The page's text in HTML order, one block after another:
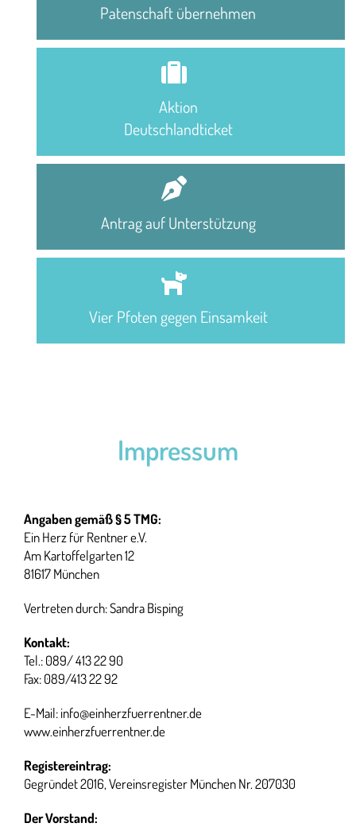
Patenschaft übernehmen
Aktion
Deutschlandticket
Antrag auf Unterstützung
Vier Pfoten gegen Einsamkeit
Impressum
Angaben gemäß § 5 TMG:
Ein Herz für Rentner e.V.
Am Kartoffelgarten 12
81617 München
Vertreten durch: Sandra Bisping
Kontakt:
Tel.: 089/ 413 22 90
Fax: 089/413 22 92
E-Mail: info@einherzfuerrentner.de
www.einherzfuerrentner.de
Registereintrag:
Gegründet 2016, Vereinsregister München Nr. 207030
Der Vorstand: